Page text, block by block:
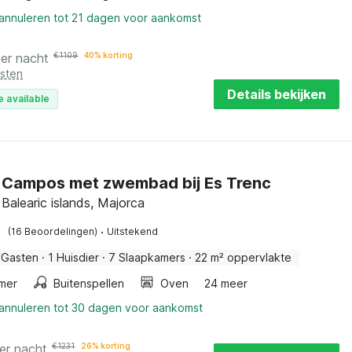
tot 21 dagen voor aankomst
nacht €1109 40% korting
available Details bekijken
met zwembad bij Es Trenc
islands, Majorca
(16 Beoordelingen) · Uitstekend
· 1 Huisdier · 7 Slaapkamers · 22 m² oppervlakte
Buitenspellen Oven
24 meer
tot 30 dagen voor aankomst
nacht €1231 26% korting